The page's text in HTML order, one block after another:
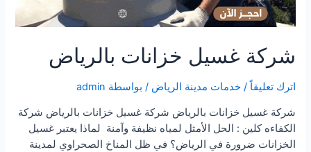
شركة غسيل خزانات بالرياض
اترك تعليقاً /خدمات مدينة الرياض / بواسطة admin
شركة غسيل خزانات بالرياض شركة غسيل خزانات بالرياض شركة
الكفاءه كلين : الحل الأمثل لمياه نظيفة وآمنة لماذا يعتبر غسيل
الخزانات ضرورة في الرياض؟ في ظل المناخ الصحراوي لمدينة